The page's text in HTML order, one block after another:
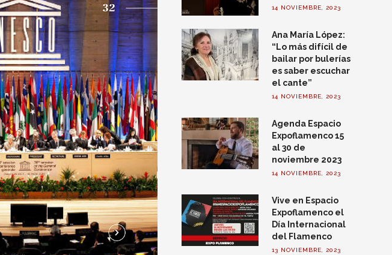
14 NOVIEMBRE, 2023
Ana María López:
“Lo más difícil de
bailar por bulerías
es saber escuchar
el cante”
14 NOVIEMBRE, 2023
Agenda Espacio
Expoflamenco 15
al 30 de
noviembre 2023
14 NOVIEMBRE, 2023
Vive en Espacio
Expoflamenco el
Día Internacional
del Flamenco
13 NOVIEMBRE, 2023